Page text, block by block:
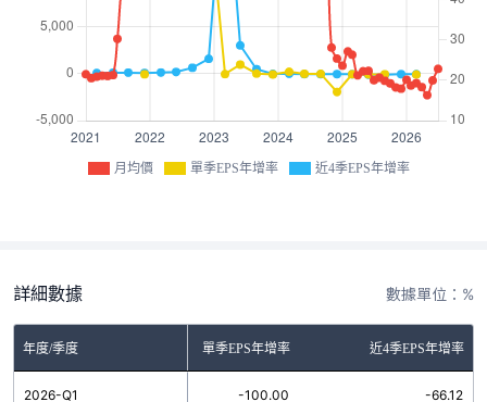
月均價 單季EPS年增率 近4季EPS年增率
詳細數據 數據單位：%
年度/季度 單季EPS年增率 近4季EPS年增率
2026-Q1 -100.00 -66.12